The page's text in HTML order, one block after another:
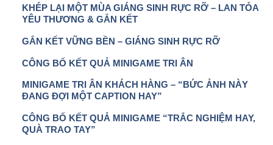
KHÉP LẠI MỘT MÙA GIÁNG SINH RỰC RỠ – LAN TỎA
YÊU THƯƠNG & GẮN KẾT
GẮN KẾT VỮNG BỀN – GIÁNG SINH RỰC RỠ
CÔNG BỐ KẾT QUẢ MINIGAME TRI ÂN
MINIGAME TRI ÂN KHÁCH HÀNG – “BỨC ẢNH NÀY
ĐANG ĐỢI MỘT CAPTION HAY”
CÔNG BỐ KẾT QUẢ MINIGAME “TRẮC NGHIỆM HAY,
QUÀ TRAO TAY”